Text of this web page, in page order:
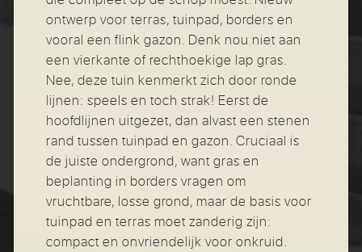
ontwerp voor terras, tuinpad, borders en
vooral een flink gazon. Denk nou niet aan
een vierkante of rechthoekige lap gras.
Nee, deze tuin kenmerkt zich door ronde
lijnen: speels en toch strak! Eerst de
hoofdlijnen uitgezet, dan alvast een stenen
rand tussen tuinpad en gazon. Cruciaal is
de juiste ondergrond, want gras en
beplanting in borders vragen om
vruchtbare, losse grond, maar de basis voor
tuinpad en terras moet zanderig zijn:
compact en onvriendelijk voor onkruid.